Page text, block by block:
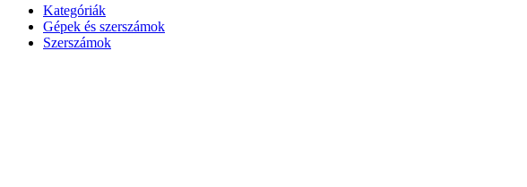
Kategóriák
Gépek és szerszámok
Szerszámok